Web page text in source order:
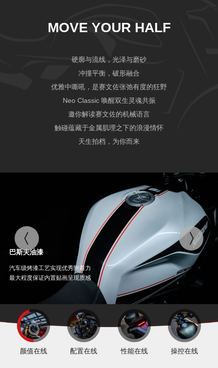
官网首页
车型展示
后市场用品
关于我们
服务咨询
中国官网
EN
前后意大利进口
铬钼合金钢管车架
MOVE YOUR HALF
硬廓与流线，光泽与磨砂
冲撞平衡，破形融合
优雅中嘶吼，是赛文佐张弛有度的狂野
Neo Classic 唤醒双生灵魂共振
邀你解读赛文佐的机械语言
触碰蕴藏于金属肌理之下的浪漫情怀
天生拍档，为你而来
巴斯夫油漆
汽车级烤漆工艺实现优秀附着力
最大程度保证内置贴画呈现质感
颜值在线 配置在线 性能在线 操控在线